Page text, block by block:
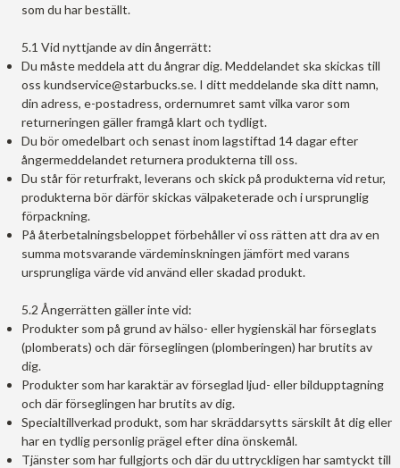
som du har beställt.
5.1 Vid nyttjande av din ångerrätt:
Du måste meddela att du ångrar dig. Meddelandet ska skickas till
oss kundservice@starbucks.se. I ditt meddelande ska ditt namn,
din adress, e-postadress, ordernumret samt vilka varor som
returneringen gäller framgå klart och tydligt.
Du bör omedelbart och senast inom lagstiftad 14 dagar efter
ångermeddelandet returnera produkterna till oss.
Du står för returfrakt, leverans och skick på produkterna vid retur,
produkterna bör därför skickas välpaketerade och i ursprunglig
förpackning.
På återbetalningsbeloppet förbehåller vi oss rätten att dra av en
summa motsvarande värdeminskningen jämfört med varans
ursprungliga värde vid använd eller skadad produkt.
5.2 Ångerrätten gäller inte vid:
Produkter som på grund av hälso- eller hygienskäl har förseglats
(plomberats) och där förseglingen (plomberingen) har brutits av
dig.
Produkter som har karaktär av förseglad ljud- eller bildupptagning
och där förseglingen har brutits av dig.
Specialtillverkad produkt, som har skräddarsytts särskilt åt dig eller
har en tydlig personlig prägel efter dina önskemål.
Tjänster som har fullgjorts och där du uttryckligen har samtyckt till